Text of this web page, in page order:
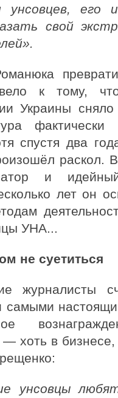
унсовцев,
свой
к тому,
Украины
спустя два
раскол.
и
лет он
УНА...
не суетиться
журналисты
самыми
хоть в
унсовцы